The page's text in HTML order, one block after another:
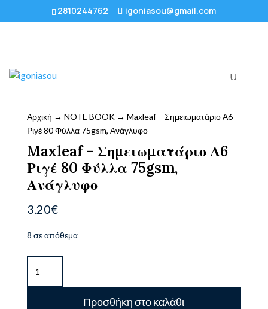
2810244762 igoniasou@gmail.com
Αρχική → NOTE BOOK→ Maxleaf – Σημειωματάριο Α6
Ριγέ 80 Φύλλα 75gsm, Ανάγλυφο
Maxleaf – Σημειωματάριο Α6
Ριγέ 80 Φύλλα 75gsm,
Ανάγλυφο
3.20€
8 σε απόθεμα
Σημειωματάριο
Προσθήκη στο καλάθι